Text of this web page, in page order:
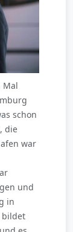
Mal
schon
die
war
und
in
bildet